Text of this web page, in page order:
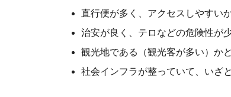
直行便が多く、アクセスしやすい
治安が良く、テロなどの危険性が
観光地である（観光客が多い）か
社会インフラが整っていて、いざ